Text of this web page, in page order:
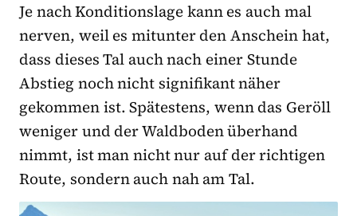
Je nach Konditionslage kann es auch mal
nerven, weil es mitunter den Anschein hat,
dass dieses Tal auch nach einer Stunde
Abstieg noch nicht signifikant näher
gekommen ist. Spätestens, wenn das Geröll
weniger und der Waldboden überhand
nimmt, ist man nicht nur auf der richtigen
Route, sondern auch nah am Tal.